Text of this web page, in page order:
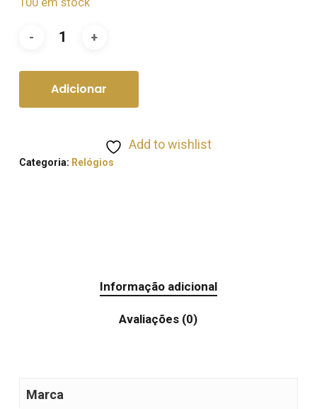
100 em stock
Adicionar
Add to wishlist
Categoria: Relógios
Informação adicional
Avaliações (0)
Marca